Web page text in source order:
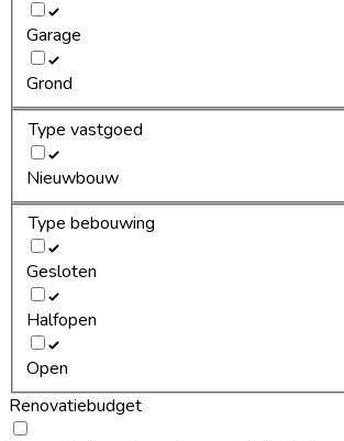
Garage
Grond
Type vastgoed
Nieuwbouw
Type bebouwing
Gesloten
Halfopen
Open
Renovatiebudget